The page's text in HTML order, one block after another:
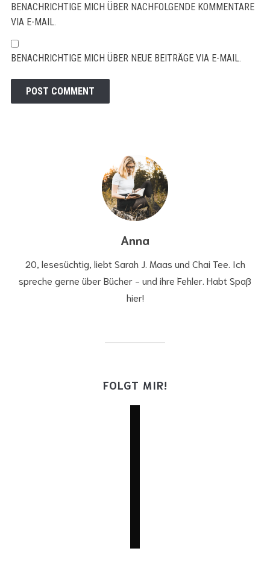
BENACHRICHTIGE MICH ÜBER NACHFOLGENDE KOMMENTARE
VIA E-MAIL.
BENACHRICHTIGE MICH ÜBER NEUE BEITRÄGE VIA E-MAIL.
Anna
20, lesesüchtig, liebt Sarah J. Maas und Chai Tee. Ich
spreche gerne über Bücher - und ihre Fehler. Habt Spaß
hier!
FOLGT MIR!